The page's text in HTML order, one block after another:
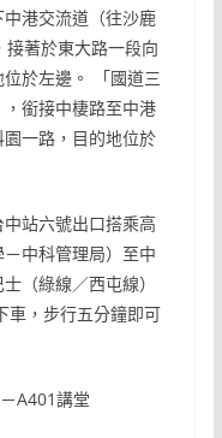
中港交流道（往沙鹿
著於東大路一段向
於左邊。 「國道三
銜接中棲路至中港
一路，目的地位於
站六號出口搭乘高
中科管理局）至中
（綠線／西屯線）
車，步行五分鐘即可
A401講堂